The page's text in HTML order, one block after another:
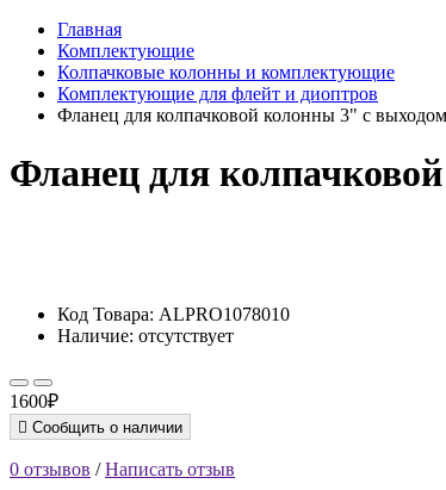
Главная
Комплектующие
Колпачковые колонны и комплектующие
Комплектующие для флейт и диоптров
Фланец для колпачковой колонны 3" с
Фланец для
Код Товара: ALPRO1078010
Наличие: отсутствует
1600₽
Сообщить о наличии
0 отзывов /Написать отзыв